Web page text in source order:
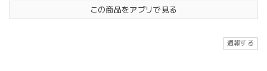
この商品をアプリで見る
通報する